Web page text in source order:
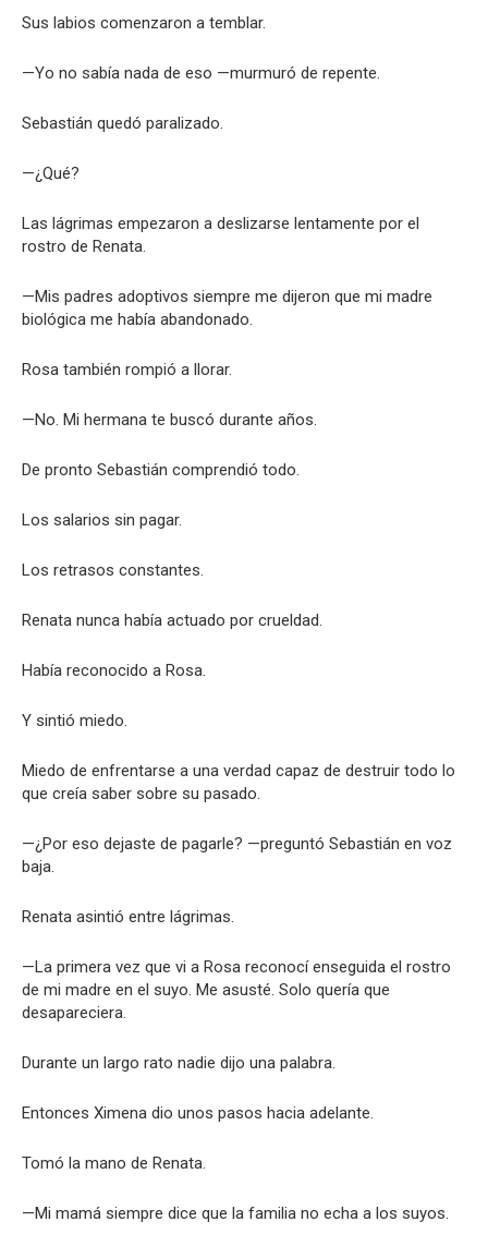
Sus labios comenzaron a temblar.
—Yo no sabía nada de eso —murmuró de repente.
Sebastián quedó paralizado.
—¿Qué?
Las lágrimas empezaron a deslizarse lentamente por el
rostro de Renata.
—Mis padres adoptivos siempre me dijeron que mi madre
biológica me había abandonado.
Rosa también rompió a llorar.
—No. Mi hermana te buscó durante años.
De pronto Sebastián comprendió todo.
Los salarios sin pagar.
Los retrasos constantes.
Renata nunca había actuado por crueldad.
Había reconocido a Rosa.
Y sintió miedo.
Miedo de enfrentarse a una verdad capaz de destruir todo lo
que creía saber sobre su pasado.
—¿Por eso dejaste de pagarle? —preguntó Sebastián en voz
baja.
Renata asintió entre lágrimas.
—La primera vez que vi a Rosa reconocí enseguida el rostro
de mi madre en el suyo. Me asusté. Solo quería que
desapareciera.
Durante un largo rato nadie dijo una palabra.
Entonces Ximena dio unos pasos hacia adelante.
Tomó la mano de Renata.
—Mi mamá siempre dice que la familia no echa a los suyos.